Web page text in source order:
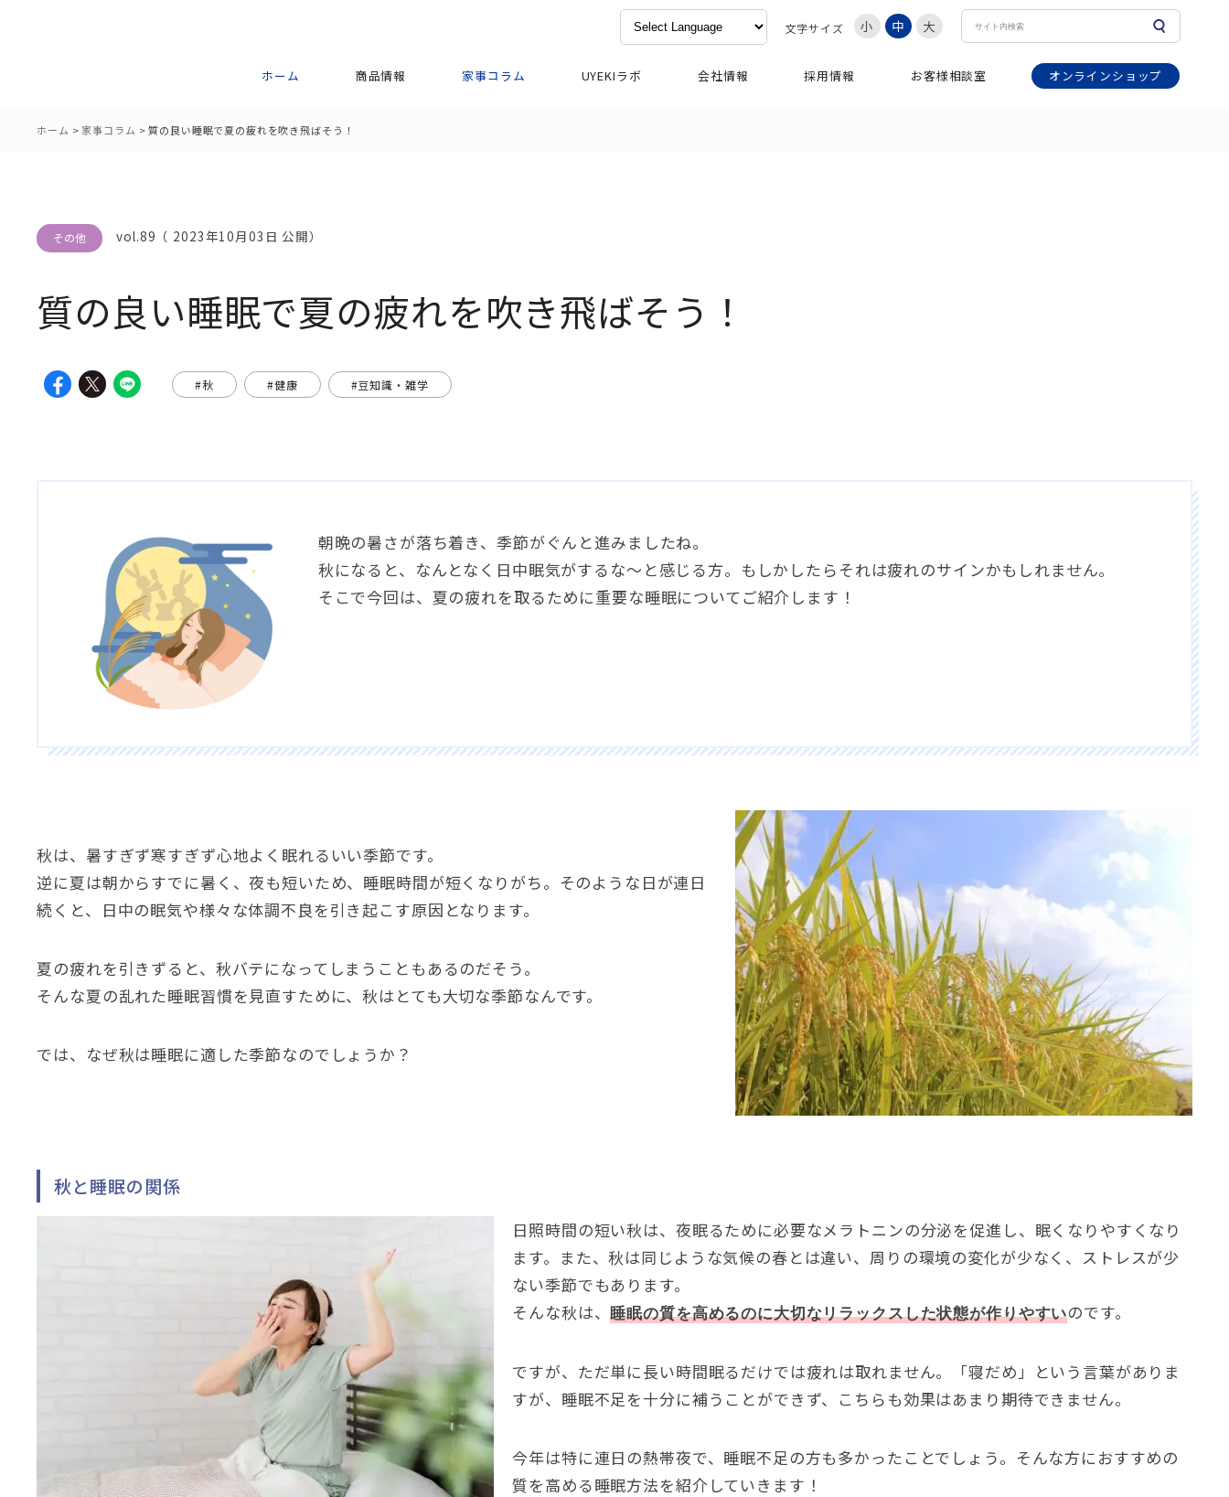
文字サイズ 小 中 大
ホーム 商品情報 家事コラム UYEKIラボ 会社情報 採用情報 お客様相談室 オンラインショップ
ホーム > 家事コラム >質の良い睡眠で夏の疲れを吹き飛ばそう！
その他 vol.89（ 2023年10月03日 公開）
質の良い睡眠で夏の疲れを吹き飛ばそう！
#秋 #健康 #豆知識・雑学
朝晩の暑さが落ち着き、季節がぐんと進みましたね。
秋になると、なんとなく日中眠気がするな～と感じる方。もしかしたらそれは疲れのサインかもしれません。
そこで今回は、夏の疲れを取るために重要な睡眠についてご紹介します！
秋は、暑すぎず寒すぎず心地よく眠れるいい季節です。
逆に夏は朝からすでに暑く、夜も短いため、睡眠時間が短くなりがち。そのような日が連日
続くと、日中の眠気や様々な体調不良を引き起こす原因となります。
夏の疲れを引きずると、秋バテになってしまうこともあるのだそう。
そんな夏の乱れた睡眠習慣を見直すために、秋はとても大切な季節なんです。
では、なぜ秋は睡眠に適した季節なのでしょうか？
秋と睡眠の関係
日照時間の短い秋は、夜眠るために必要なメラトニンの分泌を促進し、眠くなりやすくなり
ます。また、秋は同じような気候の春とは違い、周りの環境の変化が少なく、ストレスが少
ない季節でもあります。
そんな秋は、睡眠の質を高めるのに大切なリラックスした状態が作りやすいのです。
ですが、ただ単に長い時間眠るだけでは疲れは取れません。「寝だめ」という言葉がありま
すが、睡眠不足を十分に補うことができず、こちらも効果はあまり期待できません。
今年は特に連日の熱帯夜で、睡眠不足の方も多かったことでしょう。そんな方におすすめの
質を高める睡眠方法を紹介していきます！